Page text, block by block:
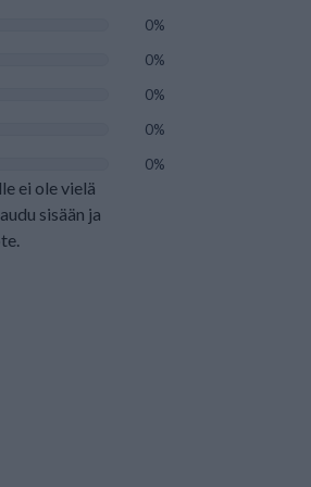
0%
0%
0%
0%
0%
ei ole vielä
sisään ja